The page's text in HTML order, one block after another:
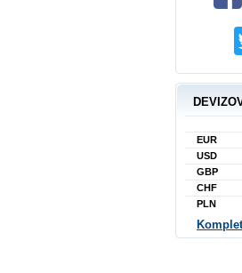
EUR
USD
GBP
CHF
PLN